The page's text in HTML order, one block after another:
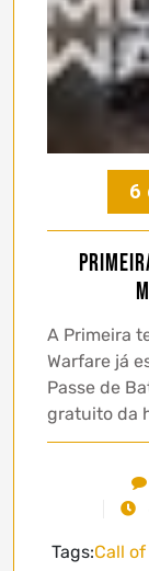
6
A Primeira
Warfare já
Passe de
gratuito da
Tags:Call